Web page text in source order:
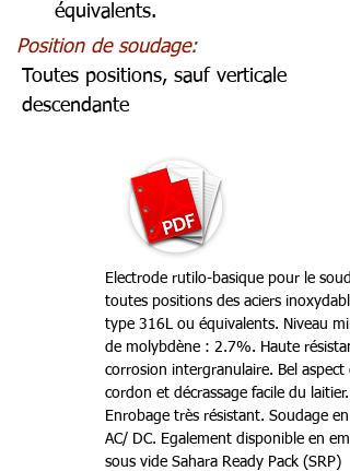
équivalents.
Position de soudage:
Toutes positions, sauf verticale
descendante
Electrode rutilo-basique pour le
toutes positions des aciers
type 316L ou équivalents. Niveau
de molybdène : 2.7%. Haute
corrosion intergranulaire. Bel aspect
cordon et décrassage facile du laitier.
Enrobage très résistant. Soudage en
AC/ DC. Egalement disponible en
sous vide Sahara Ready Pack (SRP)